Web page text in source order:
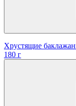
Хрустящие
180 г